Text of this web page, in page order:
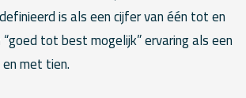
is als een cijfer van één tot en
tot best mogelijk” ervaring als een
met tien.